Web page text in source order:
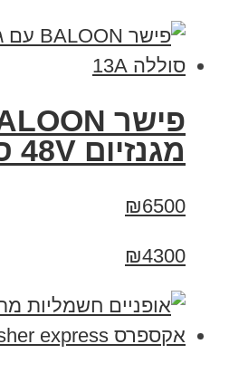
מגנזיום 48V סוללה 13A
₪6500
₪4300